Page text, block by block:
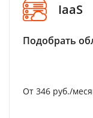
IaaS
Подобрать
От 346 руб./